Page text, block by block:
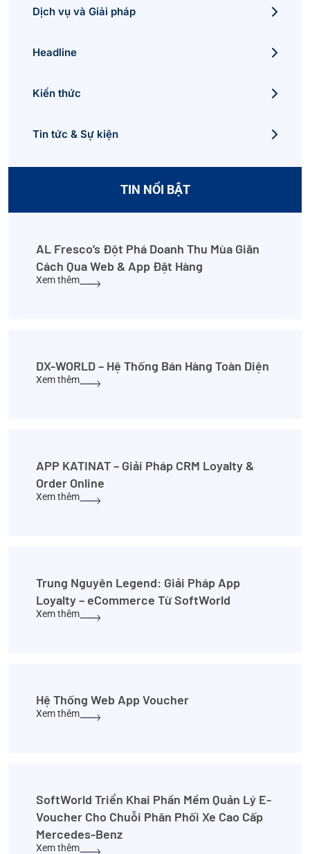
Dịch vụ và Giải pháp
Headline
Kiến thức
Tin tức & Sự kiện
TIN NỔI BẬT
AL Fresco’s Đột Phá Doanh Thu Mùa Giãn
Cách Qua Web & App Đặt Hàng
Xem thêm
DX-WORLD – Hệ Thống Bán Hàng Toàn Diện
Xem thêm
APP KATINAT – Giải Pháp CRM Loyalty &
Order Online
Xem thêm
Trung Nguyên Legend: Giải Pháp App
Loyalty – eCommerce Từ SoftWorld
Xem thêm
Hệ Thống Web App Voucher
Xem thêm
SoftWorld Triển Khai Phần Mềm Quản Lý E-
Voucher Cho Chuỗi Phân Phối Xe Cao Cấp
Mercedes-Benz
Xem thêm